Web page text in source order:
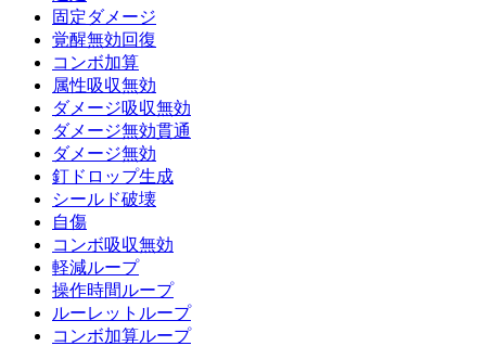
固定ダメージ
覚醒無効回復
コンボ加算
属性吸収無効
ダメージ吸収無効
ダメージ無効貫通
ダメージ無効
釘ドロップ生成
シールド破壊
自傷
コンボ吸収無効
軽減ループ
操作時間ループ
ルーレットループ
コンボ加算ループ